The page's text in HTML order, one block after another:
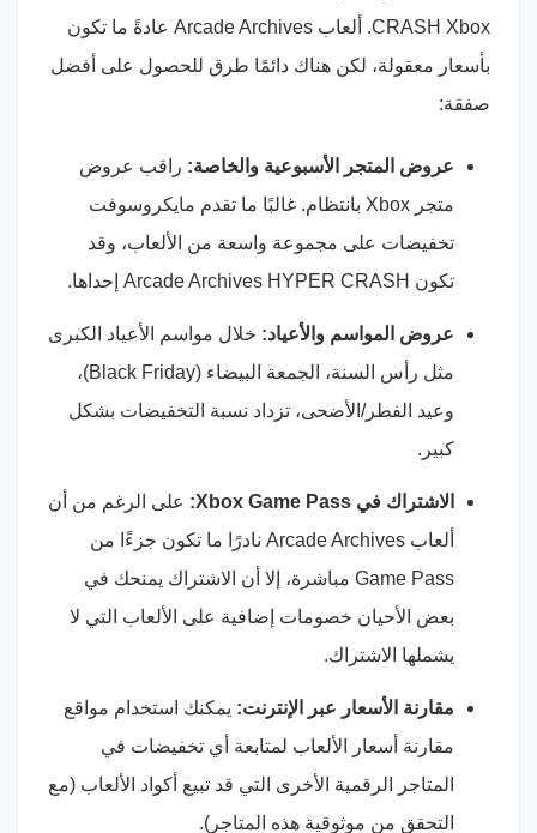
CRASH Xbox. ألعاب Arcade Archives عادةً ما تكون
بأسعار معقولة، لكن هناك دائمًا طرق للحصول على أفضل
صفقة:
عروض المتجر الأسبوعية والخاصة: راقب عروض
متجر Xbox بانتظام. غالبًا ما تقدم مايكروسوفت
تخفيضات على مجموعة واسعة من الألعاب، وقد
تكون Arcade Archives HYPER CRASH إحداها.
عروض المواسم والأعياد: خلال مواسم الأعياد الكبرى
مثل رأس السنة، الجمعة البيضاء (Black Friday)،
وعيد الفطر/الأضحى، تزداد نسبة التخفيضات بشكل
كبير.
الاشتراك في Xbox Game Pass:
على الرغم من أن
ألعاب Arcade Archives نادرًا ما تكون جزءًا من
Game Pass مباشرة، إلا أن الاشتراك يمنحك في
بعض الأحيان خصومات إضافية على الألعاب التي لا
يشملها الاشتراك.
مقارنة الأسعار عبر الإنترنت: يمكنك استخدام مواقع
مقارنة أسعار الألعاب لمتابعة أي تخفيضات في
المتاجر الرقمية الأخرى التي قد تبيع أكواد الألعاب (مع
التحقق من موثوقية هذه المتاجر).